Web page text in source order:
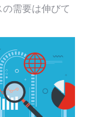
需要は伸びて